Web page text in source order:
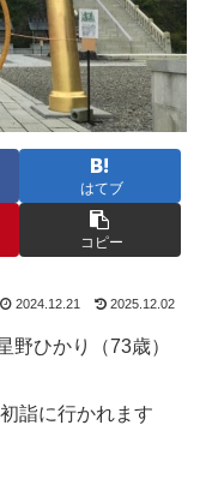
はてブ
コピー
2024.12.21 2025.12.02
野ひかり（73歳）
詣に行かれます